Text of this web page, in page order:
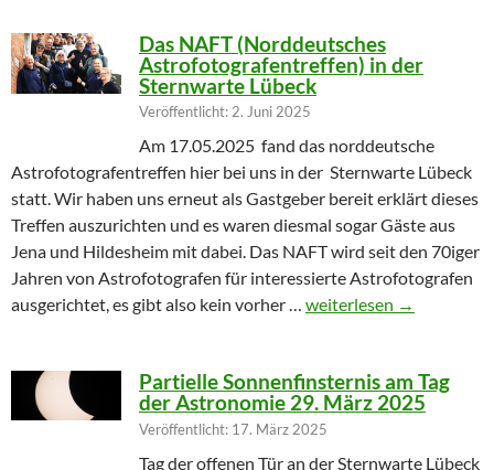
Das NAFT (Norddeutsches
Astrofotografentreffen) in der
Sternwarte Lübeck
Veröffentlicht: 2. Juni 2025
Am 17.05.2025 fand das norddeutsche
Astrofotografentreffen hier bei uns in der Sternwarte Lübeck
statt. Wir haben uns erneut als Gastgeber bereit erklärt dieses
Treffen auszurichten und es waren diesmal sogar Gäste aus
Jena und Hildesheim mit dabei. Das NAFT wird seit den 70iger
Jahren von Astrofotografen für interessierte Astrofotografen
ausgerichtet, es gibt also kein vorher … Das NAFT
weiterlesen →
Partielle Sonnenfinsternis am Tag
der Astronomie 29. März 2025
Veröffentlicht: 17. März 2025
Tag der offenen Tür an der Sternwarte Lübeck